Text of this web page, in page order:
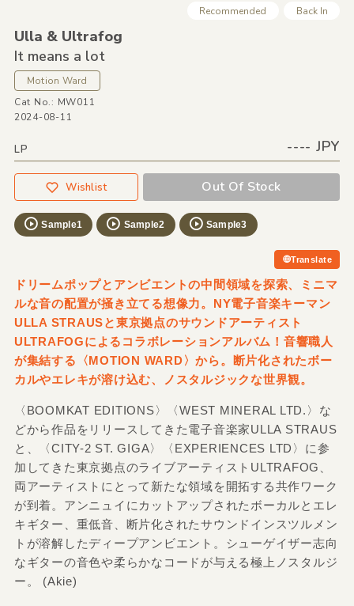
Recommended Back In
Ulla &Ultrafog
It means a lot
Motion Ward
Cat No.: MW011
2024-08-11
LP ---- JPY
Wishlist Out Of Stock
Sample1 Sample2 Sample3
Translate
ドリームポップとアンビエントの中間領域を探索、ミニマ
ルな音の配置が掻き立てる想像力。NY電子音楽キーマン
ULLA STRAUSと東京拠点のサウンドアーティスト
ULTRAFOGによるコラボレーションアルバム！音響職人
が集結する〈MOTION WARD〉から。断片化されたボー
カルやエレキが溶け込む、ノスタルジックな世界観。
〈BOOMKAT EDITIONS〉〈WEST MINERAL LTD.〉な
どから作品をリリースしてきた電子音楽家ULLA STRAUS
と、〈CITY-2 ST. GIGA〉〈EXPERIENCES LTD〉に参
加してきた東京拠点のライブアーティストULTRAFOG、
両アーティストにとって新たな領域を開拓する共作ワーク
が到着。アンニュイにカットアップされたボーカルとエレ
キギター、重低音、断片化されたサウンドインスツルメン
トが溶解したディープアンビエント。シューゲイザー志向
なギターの音色や柔らかなコードが与える極上ノスタルジ
ー。 (Akie)